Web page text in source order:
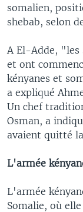
somalien,
shebab, selon
A El-Adde, "les
et ont
kényanes et
a expliqué
Un chef
Osman, a
avaient quitté
L'armée
L'armée
Somalie, où